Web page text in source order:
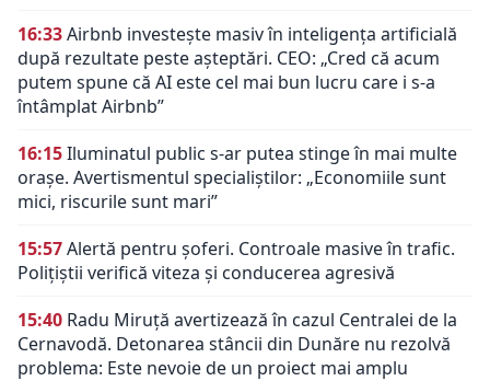
16:33Airbnb investește masiv în inteligența artificială
după rezultate peste așteptări. CEO: „Cred că acum
putem spune că AI este cel mai bun lucru care i s-a
întâmplat Airbnb”
16:15Iluminatul public s-ar putea stinge în mai multe
orașe. Avertismentul specialiștilor: „Economiile sunt
mici, riscurile sunt mari”
15:57Alertă pentru șoferi. Controale masive în trafic.
Polițiștii verifică viteza și conducerea agresivă
15:40 Radu Miruță avertizează în cazul Centralei de la
Cernavodă. Detonarea stâncii din Dunăre nu rezolvă
problema: Este nevoie de un proiect mai amplu